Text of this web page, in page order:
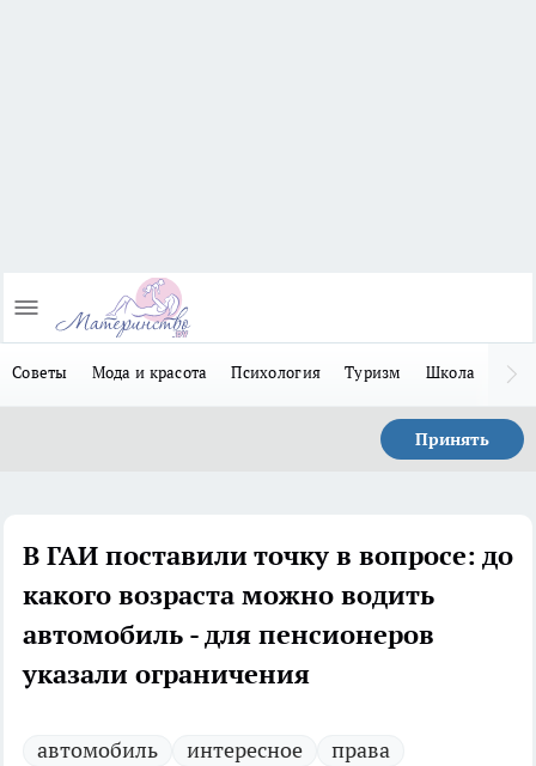
Советы Мода и красота Психология Туризм Школа
Принять
В ГАИ поставили точку в вопросе: до
какого возраста можно водить
автомобиль - для пенсионеров
указали ограничения
автомобиль интересное права